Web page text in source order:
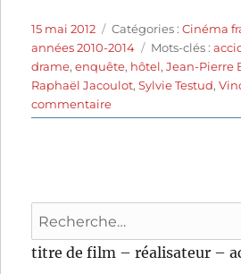
Publié
le
15 mai 2012 Catégories
Catégories :Cinéma
années 2010-2014
Étiquettes
Mots-clés :
drame,enquête, hôtel,Jean-Pierre
Raphaël Jacoulot,Sylvie Testud,
commentairesur
Avant
Jacoulot
Recherche
pour
:
titre de film – réalisateur –